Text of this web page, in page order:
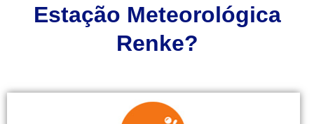
Estação Meteorológica
Renke?